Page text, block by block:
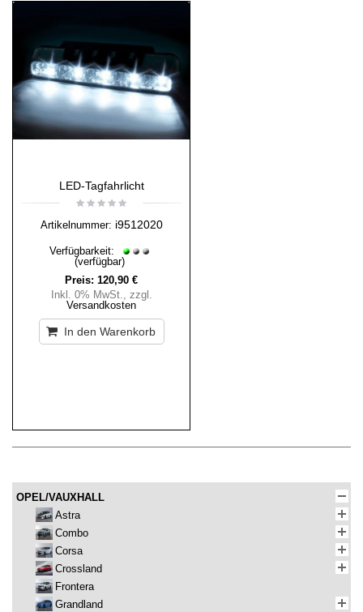
LED-Tagfahrlicht
Artikelnummer: i9512020
Verfügbarkeit:
(verfügbar)
Preis: 120,90 €
Inkl. 0% MwSt., zzgl.
Versandkosten
In den Warenkorb
OPEL/VAUXHALL
Astra
Combo
Corsa
Crossland
Frontera
Grandland